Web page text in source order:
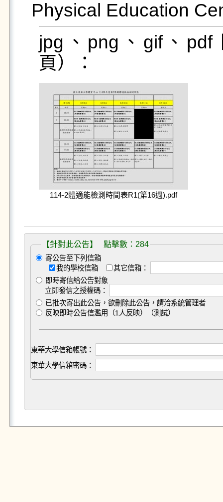
jpg、png、gif、
頁）：
114-2體適能檢測時間表R1(第16週).pdf
【針對此公告】 點擊數：284
寄公告至下列信箱
我的學校信箱
其它信箱：
即時寄信給公告對象
立即發信之授權碼：
已批次寄出此公告，欲刪除此公告，請洽系統管理者
反映即時公告信濫用（1人反映）（測試）
東華大學信箱帳號：
東華大學信箱密碼：